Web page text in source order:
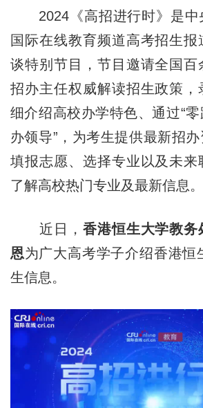
2024《高招进行时》是中
国际在线教育频道高考招生
谈特别节目，节目邀请全国百
招办主任权威解读招生政策，
细介绍高校办学特色、通过“
办领导”，为考生提供最新招
填报志愿、选择专业以及未来
了解高校热门专业及最新信息。
近日， 香港恒生大学教务
恩为广大高考学子介绍香港恒
生信息。